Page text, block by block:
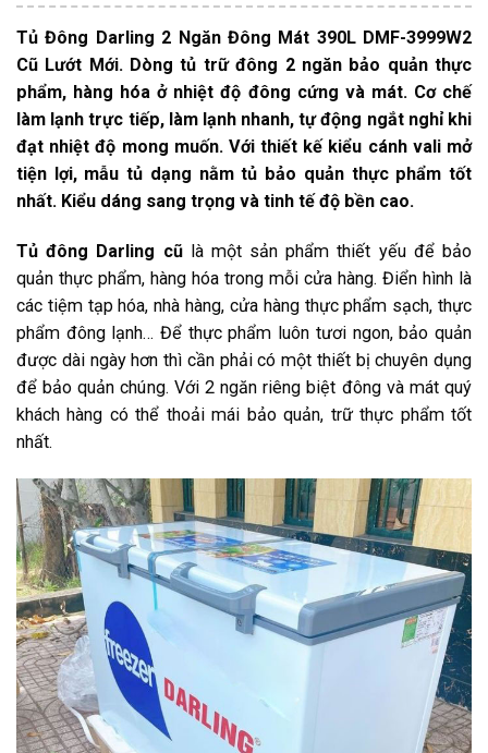
Tủ Đông Darling 2 Ngăn Đông Mát 390L DMF-3999W2
Cũ Lướt Mới. Dòng tủ trữ đông 2 ngăn bảo quản thực
phẩm, hàng hóa ở nhiệt độ đông cứng và mát. Cơ chế
làm lạnh trực tiếp, làm lạnh nhanh, tự động ngắt nghỉ khi
đạt nhiệt độ mong muốn. Với thiết kế kiểu cánh vali mở
tiện lợi, mẫu tủ dạng nằm tủ bảo quản thực phẩm tốt
nhất. Kiểu dáng sang trọng và tinh tế độ bền cao.
Tủ đông Darling cũlà một sản phẩm thiết yếu để bảo
quản thực phẩm, hàng hóa trong mỗi cửa hàng. Điển hình là
các tiệm tạp hóa, nhà hàng, cửa hàng thực phẩm sạch, thực
phẩm đông lạnh… Để thực phẩm luôn tươi ngon, bảo quản
được dài ngày hơn thì cần phải có một thiết bị chuyên dụng
để bảo quản chúng. Với 2 ngăn riêng biệt đông và mát quý
khách hàng có thể thoải mái bảo quản, trữ thực phẩm tốt
nhất.